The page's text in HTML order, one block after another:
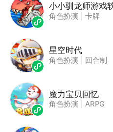
角色扮演 卡牌
星空时代
角色扮演 回合制
魔力宝贝回忆
角色扮演 ARPG